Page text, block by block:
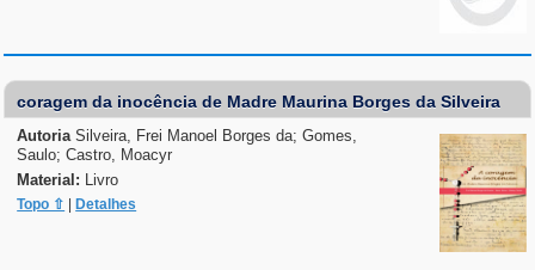
coragem da inocência de Madre Maurina Borges da Silveira
AutoriaSilveira, Frei Manoel Borges da; Gomes,
Saulo; Castro, Moacyr
Material:
Livro
Topo ⇧ Detalhes